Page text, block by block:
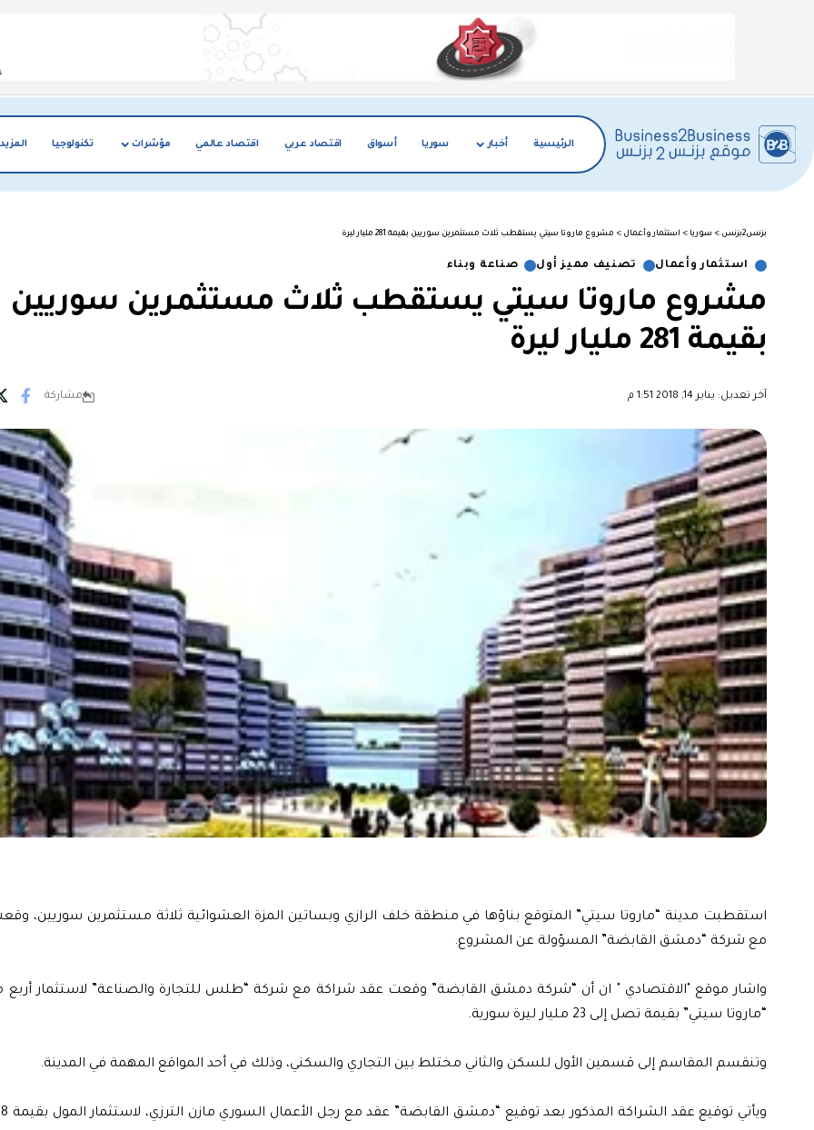
الرئيسية أخبار سوريا أسواق اقتصاد عربي اقتصاد عالمي مؤشرات تكنولوجيا المزيد
بزنس2بزنس > سوريا > استثمار وأعمال > مشروع ماروتا سيتي يستقطب ثلاث مستثمرين سوريين بقيمة 281 مليار ليرة
استثمار وأعمال تصنيف مميز أول صناعة وبناء
مشروع ماروتا سيتي يستقطب ثلاث مستثمرين سوريين
بقيمة 281 مليار ليرة
آخر تعديل: يناير 14, 2018 1:51 م مشاركة
استقطبت مدينة “ماروتا سيتي” المتوقع بناؤها في منطقة خلف الرازي وبساتين المزة العشوائية ثلاثة مستثمرين سوريين،
مع شركة “دمشق القابضة” المسؤولة عن المشروع.
واشار موقع "الاقتصادي " ان أن “شركة دمشق القابضة” وقعت عقد شراكة مع شركة “طلس للتجارة والصناعة” لاستثمار
“ماروتا سيتي” بقيمة تصل إلى 23 مليار ليرة سورية.
وتنقسم المقاسم إلى قسمين الأول للسكن والثاني مختلط بين التجاري والسكني، وذلك في أحد المواقع المهمة في المدينة.